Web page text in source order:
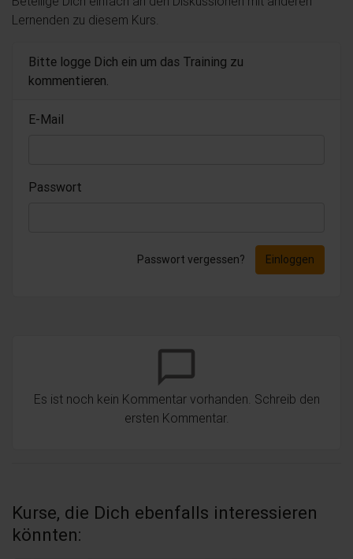
Lernenden zu diesem Kurs.
Bitte logge Dich ein um das Training zu
kommentieren.
E-Mail
Passwort
Passwort vergessen? Einloggen
chat_bubble_outline
Es ist noch kein Kommentar vorhanden. Schreib den
ersten Kommentar.
Kurse, die Dich ebenfalls interessieren
könnten: